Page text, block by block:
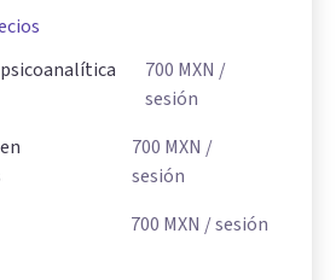
700 MXN /
sesión
700 MXN /
sesión
700 MXN / sesión